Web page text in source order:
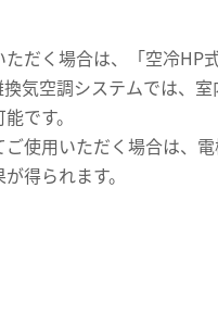
だく場合は、「空冷HP
気空調システムでは、室
です。
使用いただく場合は、
得られます。